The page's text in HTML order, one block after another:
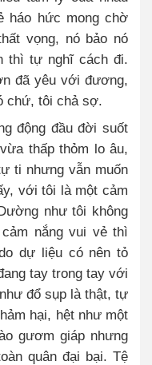
háo hức mong chờ
vọng, nó bảo nó
thì tự nghĩ cách đi.
đã yêu với đương,
chứ, tôi chả sợ.
động đầu đời suốt
thấp thỏm lo âu,
ti nhưng vẫn muốn
với tôi là một cảm
như tôi không
nắng vui vẻ thì
dự liệu có nên tỏ
tay trong tay với
đổ sụp là thật, tự
hại, hệt như một
gươm giáp nhưng
quân đại bại. Tệ